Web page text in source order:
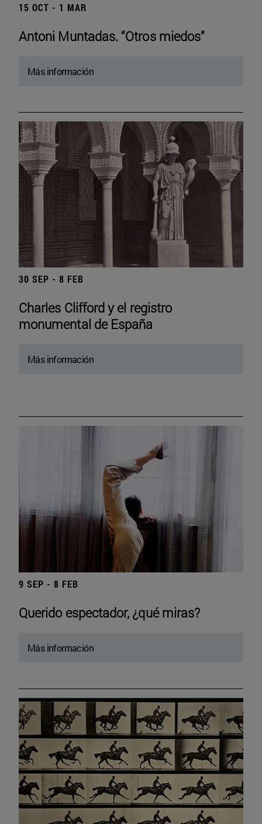
15 OCT - 1 MAR
Antoni Muntadas. “Otros miedos”
Más información
30 SEP - 8 FEB
Charles Clifford y el registro
monumental de España
Más información
9 SEP - 8 FEB
Querido espectador, ¿qué miras?
Más información